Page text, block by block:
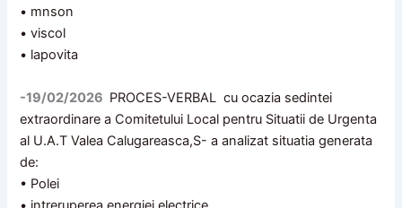
• mnson
• viscol
• lapovita
-19/02/2026 PROCES-VERBAL cu ocazia sedintei
extraordinare a Comitetului Local pentru Situatii de Urgenta
al U.A.T Valea Calugareasca,S- a analizat situatia generata
de:
• Polei